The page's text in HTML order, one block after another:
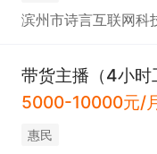
滨州市诗言互联网科
带货主播（4小时
5000-10000元/
惠民